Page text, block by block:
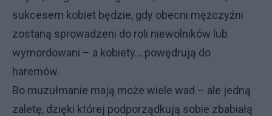
sukcesem kobiet będzie, gdy obecni mężczyźni
zostaną sprowadzeni do roli niewolników lub
wymordowani – a kobiety... powędrują do
haremów.
Bo muzułmanie mają może wiele wad – ale jedną
zaletę, dzięki której podporządkują sobie zbabiałą